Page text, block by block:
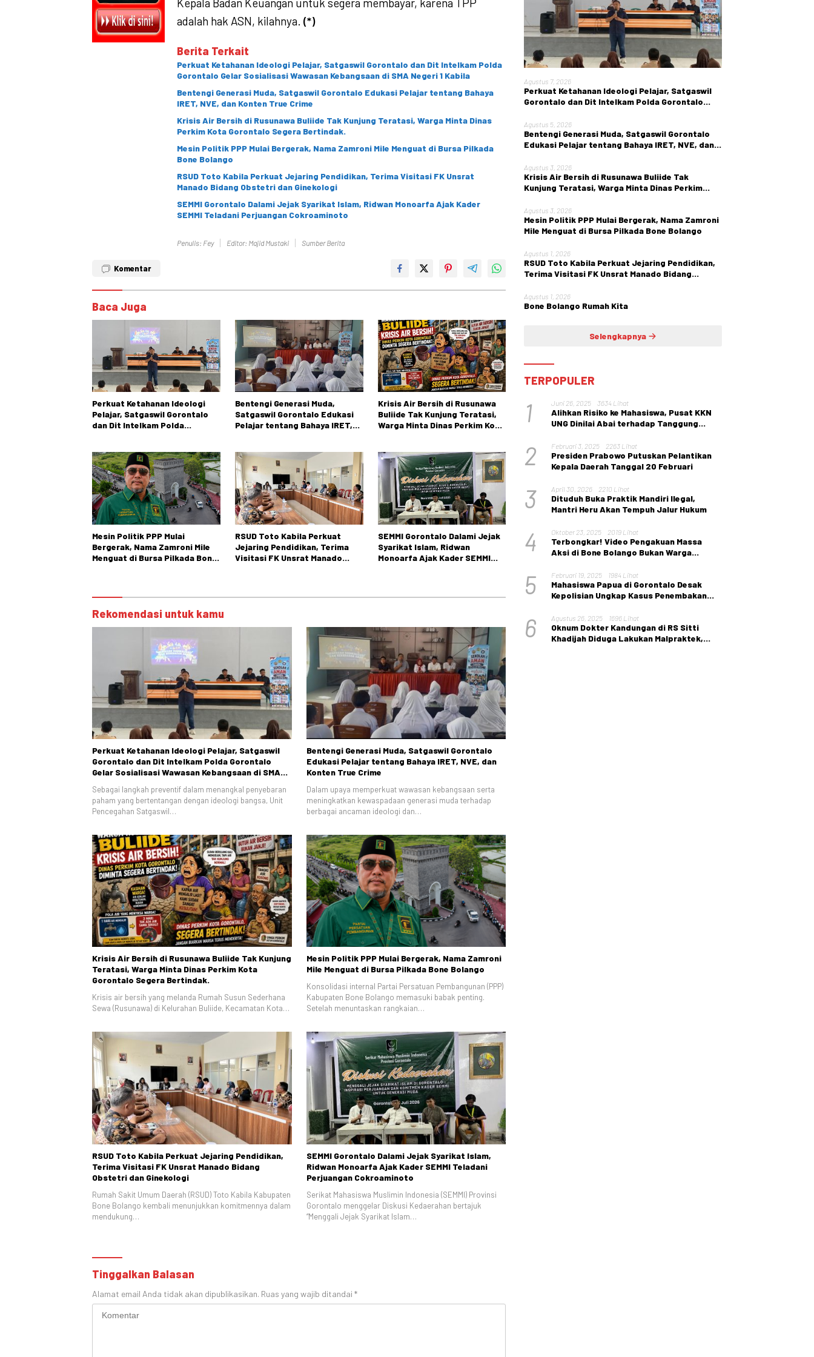
Kepala Badan Keuangan untuk segera membayar, karena TPP
adalah hak ASN, kilahnya. (*)
Berita Terkait
Perkuat Ketahanan Ideologi Pelajar, Satgaswil Gorontalo dan Dit Intelkam Polda
Gorontalo Gelar Sosialisasi Wawasan Kebangsaan di SMA Negeri 1 Kabila
Bentengi Generasi Muda, Satgaswil Gorontalo Edukasi Pelajar tentang Bahaya
IRET, NVE, dan Konten True Crime
Krisis Air Bersih di Rusunawa Buliide Tak Kunjung Teratasi, Warga Minta Dinas
Perkim Kota Gorontalo Segera Bertindak.
Mesin Politik PPP Mulai Bergerak, Nama Zamroni Mile Menguat di Bursa Pilkada
Bone Bolango
RSUD Toto Kabila Perkuat Jejaring Pendidikan, Terima Visitasi FK Unsrat
Manado Bidang Obstetri dan Ginekologi
SEMMI Gorontalo Dalami Jejak Syarikat Islam, Ridwan Monoarfa Ajak Kader
SEMMI Teladani Perjuangan Cokroaminoto
Penulis: Fey Editor: Majid Mustaki Sumber Berita
Komentar
Baca Juga
Perkuat Ketahanan Ideologi
Pelajar, Satgaswil Gorontalo
dan Dit Intelkam Polda
Negeri 1 Kabila
Bentengi Generasi Muda,
Satgaswil Gorontalo Edukasi
Pelajar tentang Bahaya IRET,
Krisis Air Bersih di Rusunawa
Buliide Tak Kunjung Teratasi,
Warga Minta Dinas Perkim Kota
Mesin Politik PPP Mulai
Bergerak, Nama Zamroni Mile
Menguat di Bursa Pilkada Bone
RSUD Toto Kabila Perkuat
Jejaring Pendidikan, Terima
Visitasi FK Unsrat Manado
SEMMI Gorontalo Dalami Jejak
Syarikat Islam, Ridwan
Monoarfa Ajak Kader SEMMI
Rekomendasi untuk kamu
Perkuat Ketahanan Ideologi Pelajar, Satgaswil
Gorontalo dan Dit Intelkam Polda Gorontalo
Gelar Sosialisasi Wawasan Kebangsaan di SMA
Sebagai langkah preventif dalam menangkal penyebaran
paham yang bertentangan dengan ideologi bangsa, Unit
Pencegahan Satgaswil…
Bentengi Generasi Muda, Satgaswil Gorontalo
Edukasi Pelajar tentang Bahaya IRET, NVE, dan
Konten True Crime
Dalam upaya memperkuat wawasan kebangsaan serta
meningkatkan kewaspadaan generasi muda terhadap
berbagai ancaman ideologi dan…
Krisis Air Bersih di Rusunawa Buliide Tak Kunjung
Teratasi, Warga Minta Dinas Perkim Kota
Gorontalo Segera Bertindak.
Krisis air bersih yang melanda Rumah Susun Sederhana
Sewa (Rusunawa) di Kelurahan Buliide, Kecamatan Kota…
Mesin Politik PPP Mulai Bergerak, Nama Zamroni
Mile Menguat di Bursa Pilkada Bone Bolango
Konsolidasi internal Partai Persatuan Pembangunan (PPP)
Kabupaten Bone Bolango memasuki babak penting.
Setelah menuntaskan rangkaian…
RSUD Toto Kabila Perkuat Jejaring Pendidikan,
Terima Visitasi FK Unsrat Manado Bidang
Obstetri dan Ginekologi
Rumah Sakit Umum Daerah (RSUD) Toto Kabila Kabupaten
Bone Bolango kembali menunjukkan komitmennya dalam
mendukung…
SEMMI Gorontalo Dalami Jejak Syarikat Islam,
Ridwan Monoarfa Ajak Kader SEMMI Teladani
Perjuangan Cokroaminoto
Serikat Mahasiswa Muslimin Indonesia (SEMMI) Provinsi
Gorontalo menggelar Diskusi Kedaerahan bertajuk
“Menggali Jejak Syarikat Islam…
Tinggalkan Balasan
Alamat email Anda tidak akan dipublikasikan. Ruas yang wajib ditandai *
Agustus 7, 2026
Perkuat Ketahanan Ideologi Pelajar, Satgaswil
Gorontalo dan Dit Intelkam Polda Gorontalo
Negeri 1 Kabila
Agustus 5, 2026
Bentengi Generasi Muda, Satgaswil Gorontalo
Edukasi Pelajar tentang Bahaya IRET, NVE, dan
Agustus 3, 2026
Krisis Air Bersih di Rusunawa Buliide Tak
Kunjung Teratasi, Warga Minta Dinas Perkim
Agustus 3, 2026
Mesin Politik PPP Mulai Bergerak, Nama Zamroni
Mile Menguat di Bursa Pilkada Bone Bolango
Agustus 1, 2026
RSUD Toto Kabila Perkuat Jejaring Pendidikan,
Terima Visitasi FK Unsrat Manado Bidang
Agustus 1, 2026
Bone Bolango Rumah Kita
Selengkapnya
TERPOPULER
1 Juni 26, 2025 3634 Lihat
Alihkan Risiko ke Mahasiswa, Pusat KKN
UNG Dinilai Abai terhadap Tanggung
2 Februari 3, 2025 2263 Lihat
Presiden Prabowo Putuskan Pelantikan
Kepala Daerah Tanggal 20 Februari
3 April 30, 2026 2210 Lihat
Dituduh Buka Praktik Mandiri Ilegal,
Mantri Heru Akan Tempuh Jalur Hukum
4 Oktober 23, 2025 2019 Lihat
Terbongkar! Video Pengakuan Massa
Aksi di Bone Bolango Bukan Warga
5 Februari 19, 2025 1984 Lihat
Mahasiswa Papua di Gorontalo Desak
Kepolisian Ungkap Kasus Penembakan
6 Agustus 26, 2025 1696 Lihat
Oknum Dokter Kandungan di RS Sitti
Khadijah Diduga Lakukan Malpraktek,